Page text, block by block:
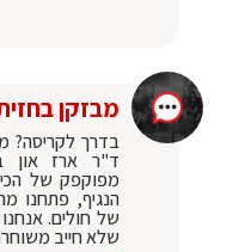
מבזקן
בדרך לקריסה?
ד"ר ארז און
מפוקפק של
הנגיף, פתחנו
של חולים.
שלא חייב